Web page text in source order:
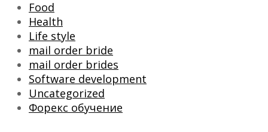
Food
Health
Life style
mail order bride
mail order brides
Software development
Uncategorized
Форекс обучение